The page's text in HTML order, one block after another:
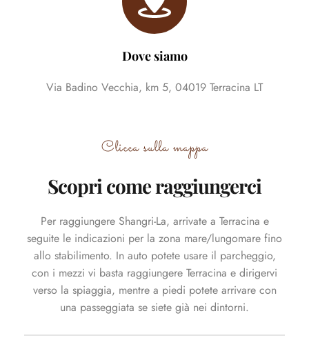
Dove siamo
Via Badino Vecchia, km 5, 04019 Terracina LT
Clicca sulla mappa
Scopri come raggiungerci
Per raggiungere Shangri-La, arrivate a Terracina e
seguite le indicazioni per la zona mare/lungomare fino
allo stabilimento. In auto potete usare il parcheggio,
con i mezzi vi basta raggiungere Terracina e dirigervi
verso la spiaggia, mentre a piedi potete arrivare con
una passeggiata se siete già nei dintorni.